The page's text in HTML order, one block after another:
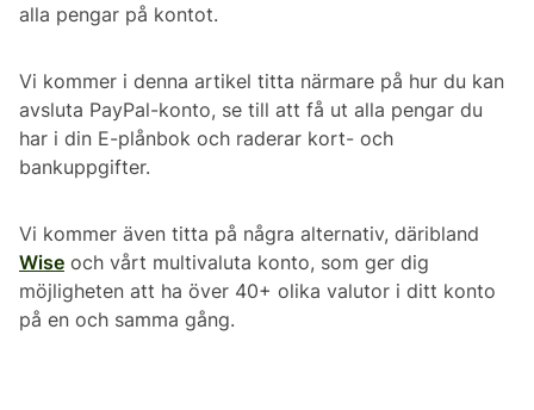
alla pengar på kontot.
Vi kommer i denna artikel titta närmare på hur du kan
avsluta PayPal-konto, se till att få ut alla pengar du
har i din E-plånbok och raderar kort- och
bankuppgifter.
Vi kommer även titta på några alternativ, däribland
Wise och vårt multivaluta konto, som ger dig
möjligheten att ha över 40+ olika valutor i ditt konto
på en och samma gång.